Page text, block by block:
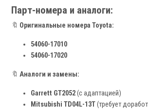
Парт-номера и аналоги:
🔖 Оригинальные номера Toyota:
54060-17010
54060-17020
🔖 Аналоги и замены:
Garrett GT2052(с адаптацией)
Mitsubishi TD04L-13T(требует